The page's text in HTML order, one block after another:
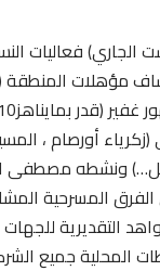
يوم لأمس الأحد (25 غشت
مؤهلات المنطقة
أورصام ،
ونشطه مصطفى
المسرحية
التقديرية
المحلية جميع